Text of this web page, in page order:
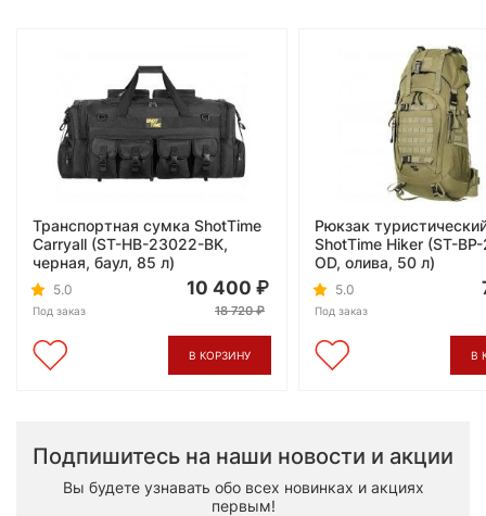
Транспортная сумка ShotTime
Carryall (ST-HB-23022-BK,
черная, баул, 85 л)
5.0
Под заказ
10 400
18 720
В КОРЗИНУ
Рюкзак
ShotTime Hiker (ST-
OD, олива, 50 л)
5.0
Под заказ
В
Подпишитесь на наши новости и акции
Вы будете узнавать обо всех новинках и акциях
первым!